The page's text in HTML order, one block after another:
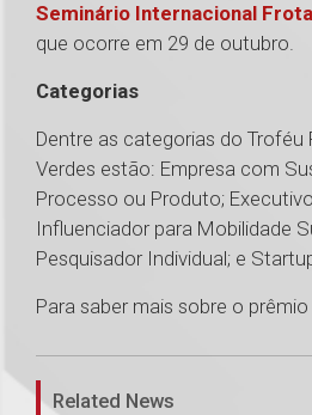
Seminário Internacional
que ocorre em 29 de outubro.
Categorias
Dentre as categorias do Troféu
Verdes estão: Empresa com
Processo ou Produto;
Influenciador para Mobilidade
Pesquisador Individual; e
Para saber mais sobre o
1
Related News